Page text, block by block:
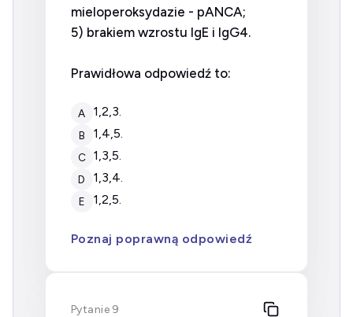
mieloperoksydazie - pANCA;
5) brakiem wzrostu IgE i IgG4.
Prawidłowa odpowiedź to:
A 1,2,3.
B 1,4,5.
C 1,3,5.
D 1,3,4.
E 1,2,5.
Poznaj poprawną odpowiedź
Pytanie 9